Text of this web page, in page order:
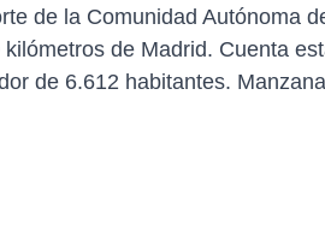
de la Comunidad Autónoma
de Madrid. Cuenta
de 6.612 habitantes.